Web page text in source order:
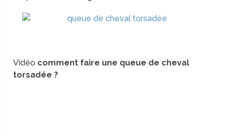
Vidéo comment faire une queue de cheval
torsadée ?